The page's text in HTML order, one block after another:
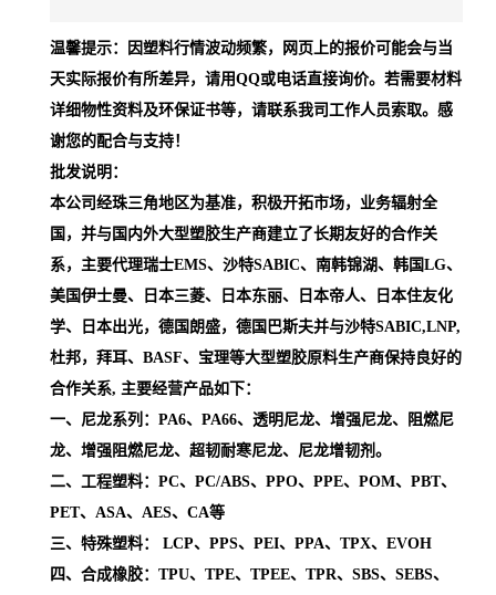
温馨提示：因塑料行情波动频繁，网页上的报价可能会与当
天实际报价有所差异，请用QQ或电话直接询价。若需要材料
详细物性资料及环保证书等，请联系我司工作人员索取。感
谢您的配合与支持！
批发说明：
本公司经珠三角地区为基准，积极开拓市场，业务辐射全
国，并与国内外大型塑胶生产商建立了长期友好的合作关
系，主要代理瑞士EMS、沙特SABIC、南韩锦湖、韩国LG、
美国伊士曼、日本三菱、日本东丽、日本帝人、日本住友化
学、日本出光，德国朗盛，德国巴斯夫并与沙特SABIC,LNP,
杜邦，拜耳、BASF、宝理等大型塑胶原料生产商保持良好的
合作关系, 主要经营产品如下：
一、尼龙系列：PA6、PA66、透明尼龙、增强尼龙、阻燃尼
龙、增强阻燃尼龙、超韧耐寒尼龙、尼龙增韧剂。
二、工程塑料：PC、PC/ABS、PPO、PPE、POM、PBT、
PET、ASA、AES、CA等
三、特殊塑料： LCP、PPS、PEI、PPA、TPX、EVOH
四、合成橡胶：TPU、TPE、TPEE、TPR、SBS、SEBS、